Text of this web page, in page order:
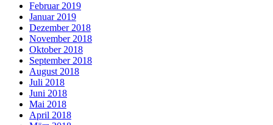
Februar 2019
Januar 2019
Dezember 2018
November 2018
Oktober 2018
September 2018
August 2018
Juli 2018
Juni 2018
Mai 2018
April 2018